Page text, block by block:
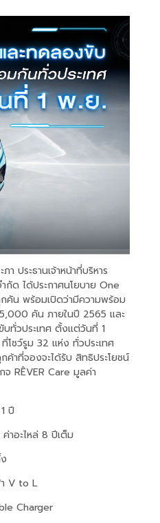
ประธานเจ้าหน้าที่บริหาร
ด ได้ประกาศนโยบาย One
คัน พร้อมเปิดว่ามีความพร้อม
คัน ภายในปี 2565 และ
ทั่วประเทศ ตั้งแต่วันที่ 1
ชว์รูม 32 แห่ง ทั่วประเทศ
ค้าที่จองจะได้รับ สิทธิประโยชน์
RÊVER Care มูลค่า
ปี
าอะไหล่ 8 ปีเต็ม
V to L
Charger